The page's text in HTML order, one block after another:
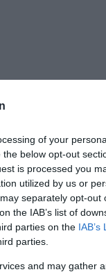
of your
below opt-out
is processed you
utilized by us or
separately opt-out
the IAB’s list of
parties on the IAB’s
parties.
and may gather